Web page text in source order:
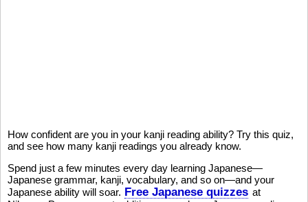
How confident are you in your kanji reading ability? Try this quiz,
and see how many kanji readings you already know.
Spend just a few minutes every day learning Japanese—
Japanese grammar, kanji, vocabulary, and so on—and your
Japanese ability will soar. Free Japanese quizzes at